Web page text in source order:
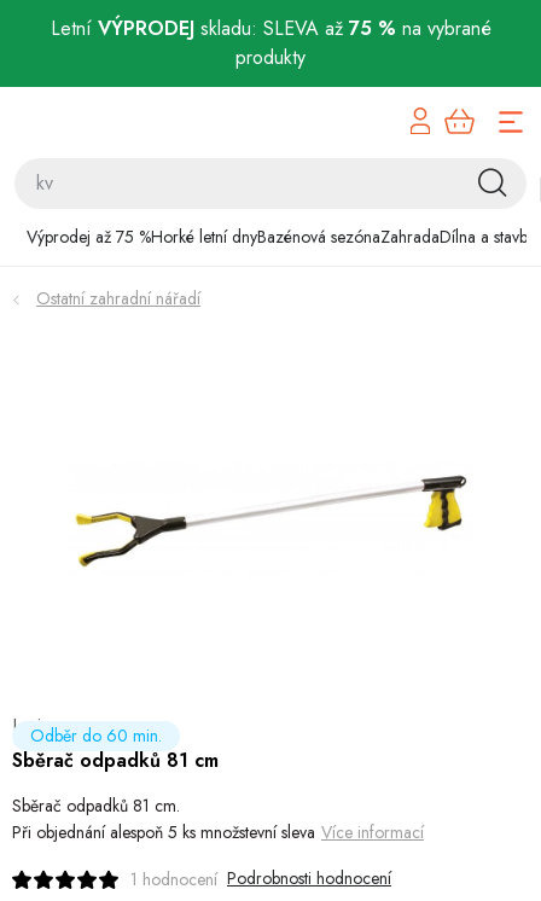
Letní VÝPRODEJskladu: SLEVA až 75 % na vybrané
produkty
Výprodej až 75 %Horké letní dnyBazénová sezónaZahradaDílna a stavba
Bazénová sezóna
Zahrada
Hobby
World Cleanup Day
Akční ceny
Vrácení a reklamace
Podmínky ochrany osobních údajů
Ostatní zahradní nářadí
Levior
Sběrač odpadků 81 cm
Sběrač odpadků 81 cm.
Při objednání alespoň 5 ks množstevní sleva Více informací
Odběr do 60 min.
1 hodnocení Podrobnosti hodnocení